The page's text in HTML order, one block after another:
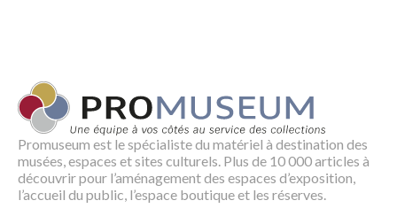
Promuseum est le spécialiste du matériel à destination des
musées, espaces et sites culturels. Plus de 10 000 articles à
découvrir pour l’aménagement des espaces d’exposition,
l’accueil du public, l’espace boutique et les réserves.